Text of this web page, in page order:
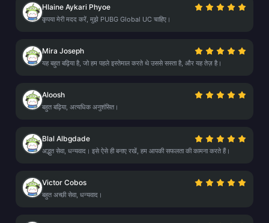
Hlaine Aykari Phyoe
कृपया मेरी मदद करें, मुझे PUBG Global UC चाहिए।
Mira Joseph
यह बहुत बढ़िया है, जो हम पहले इस्तेमाल करते थे उससे सस्ता है, और यह तेज़ है।
Aloosh
बहुत बढ़िया, अत्यधिक अनुशंसित।
Blal Albgdade
अद्भुत सेवा, धन्यवाद। इसे ऐसे ही बनाए रखें, हम आपकी सफलता की कामना करते हैं।
Victor Cobos
बहुत अच्छी सेवा, धन्यवाद।